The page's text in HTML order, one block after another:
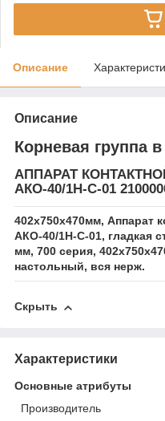
Описание
Описание
Корневая группа
АППАРАТ
АКО-40/1Н-С-01
402x750x470мм, Аппарат
АКО-40/1Н-С-01, гладкая
мм, 700 серия,
настольный, вся нерж.
Скрыть
Характеристики
Основные атрибуты
Производитель